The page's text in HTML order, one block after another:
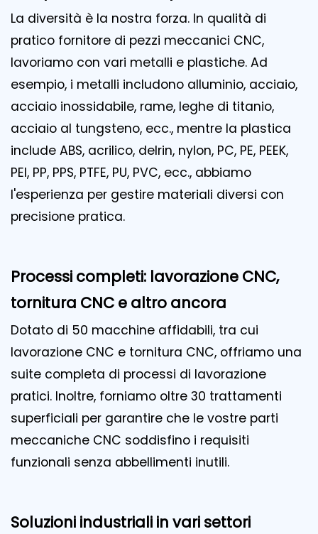
La diversità è la nostra forza. In qualità di
pratico fornitore di pezzi meccanici CNC,
lavoriamo con vari metalli e plastiche. Ad
esempio, i metalli includono alluminio, acciaio,
acciaio inossidabile, rame, leghe di titanio,
acciaio al tungsteno, ecc., mentre la plastica
include ABS, acrilico, delrin, nylon, PC, PE, PEEK,
PEI, PP, PPS, PTFE, PU, PVC, ecc., abbiamo
l'esperienza per gestire materiali diversi con
precisione pratica.
Processi completi: lavorazione CNC,
tornitura CNC e altro ancora
Dotato di 50 macchine affidabili, tra cui
lavorazione CNC e tornitura CNC, offriamo una
suite completa di processi di lavorazione
pratici. Inoltre, forniamo oltre 30 trattamenti
superficiali per garantire che le vostre parti
meccaniche CNC soddisfino i requisiti
funzionali senza abbellimenti inutili.
Soluzioni industriali in vari settori